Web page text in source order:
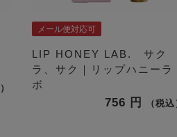
メール便対応可
LIP HONEY LAB. サク
ラ、サク｜リップハニーラ
ボ
756 税込